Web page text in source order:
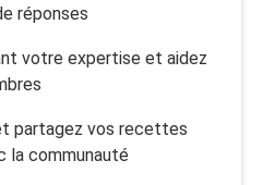
réponses
votre expertise et aidez
partagez vos recettes
la communauté